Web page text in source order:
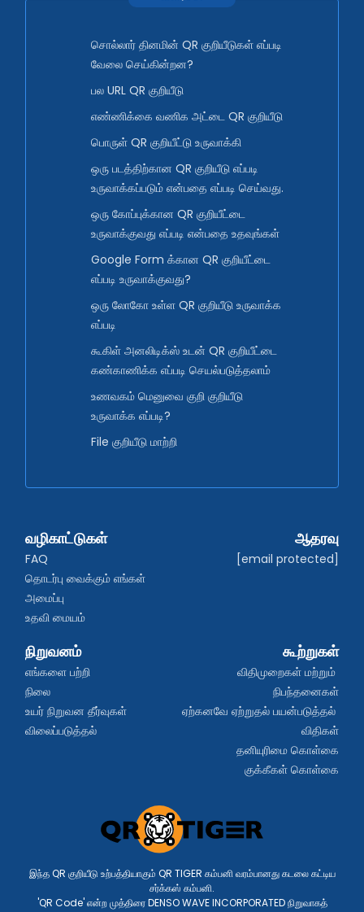
சொல்லார் தினமின் QR குறியீடுகள் எப்படி
வேலை செய்கின்றன?
பல URL QR குறியீடு
எண்ணிக்கை வணிக அட்டை QR குறியீடு
பொருள் QR குறியீட்டு உருவாக்கி
ஒரு படத்திற்கான QR குறியீடு எப்படி
உருவாக்கப்படும் என்பதை எப்படி செய்வது.
ஒரு கோப்புக்கான QR குறியீட்டை
உருவாக்குவது எப்படி என்பதை உதவுங்கள்
Google Form க்கான QR குறியீட்டை
எப்படி உருவாக்குவது?
ஒரு லோகோ உள்ள QR குறியீடு உருவாக்க
எப்படி
கூகிள் அனலிடிக்ஸ் உடன் QR குறியீட்டை
கண்காணிக்க எப்படி செயல்படுத்தலாம்
உணவகம் மெனுவை குறி குறியீடு
உருவாக்க எப்படி?
File குறியீடு மாற்றி
வழிகாட்டுகள்
FAQ
தொடர்பு வைக்கும் எங்கள்
அமைப்பு
உதவி மையம்
ஆதரவு
[email protected]
நிறுவனம்
எங்களை பற்றி
நிலை
உயர் நிறுவன தீர்வுகள்
விலைப்படுத்தல்
கூற்றுகள்
விதிமுறைகள் மற்றும்
நிபந்தனைகள்
ஏற்கனவே ஏற்றுதல் பயன்படுத்தல்
விதிகள்
தனியுரிமை கொள்கை
குக்கீகள் கொள்கை
இந்த QR குறியீடு உற்பத்தியாகும் QR TIGER கம்பனி வரம்பானது கடலை கட்டிய
சர்க்கஸ் கம்பனி.
'QR Code' என்ற முத்திரை DENSO WAVE INCORPORATED நிறுவாகத்